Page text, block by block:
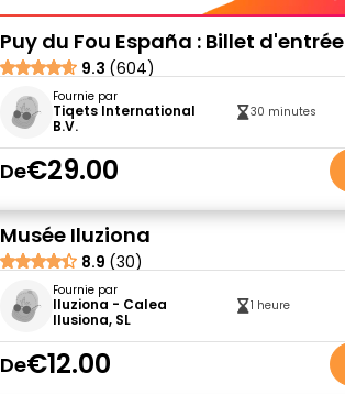
Puy du Fou España : Billet d'entrée
9.3 (604)
Fournie par
Tiqets International
B.V.
30 minutes
De€29.00
Musée Iluziona
8.9 (30)
Fournie par
Iluziona - Calea
Ilusiona, SL
1 heure
De€12.00